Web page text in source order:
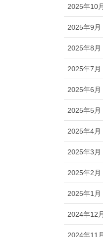
2025年10月
2025年9月
2025年8月
2025年7月
2025年6月
2025年5月
2025年4月
2025年3月
2025年2月
2025年1月
2024年12月
2024年11月